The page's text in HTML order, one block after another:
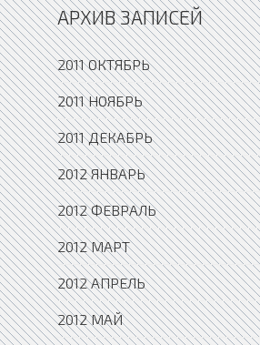
АРХИВ ЗАПИСЕЙ
2011 ОКТЯБРЬ
2011 НОЯБРЬ
2011 ДЕКАБРЬ
2012 ЯНВАРЬ
2012 ФЕВРАЛЬ
2012 МАРТ
2012 АПРЕЛЬ
2012 МАЙ